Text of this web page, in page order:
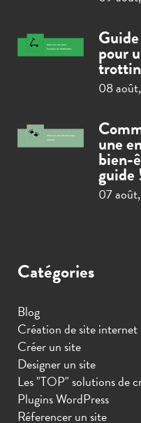
pour
08
une
bien-
guide
07
Catégories
Blog
Création de site
Créer un site
Designer un site
Les "TOP" solutions de
Plugins WordPress
Réferencer un site